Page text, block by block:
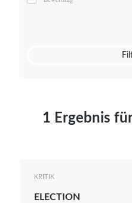
Mato von Vogelstein
1 Ergebnis
KRITIK
ELECTION